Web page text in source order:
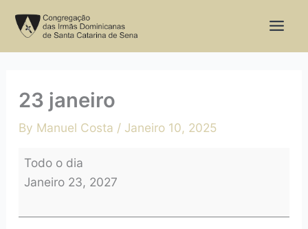
23 janeiro
By Manuel Costa / Janeiro 10, 2025
janeiro
Todo o dia
Janeiro 23, 2027